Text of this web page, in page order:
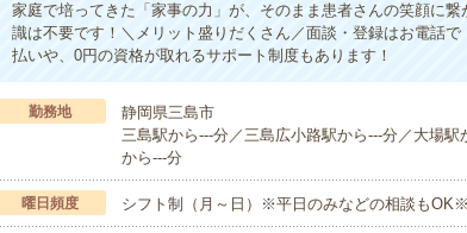
家庭で培ってきた「家事の力」が、そのまま患者さんの笑顔に
識は不要です！＼メリット盛りだくさん／面談・登録はお電話
払いや、0円の資格が取れるサポート制度もあります！
勤務地
静岡県三島市
三島駅から---分／三島広小路駅から---分／大場
から---分
曜日頻度 シフト制（月～日）※平日のみなどの相談も